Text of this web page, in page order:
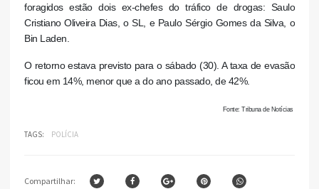
foragidos estão dois ex-chefes do tráfico de drogas: Saulo
Cristiano Oliveira Dias, o SL, e Paulo Sérgio Gomes da Silva, o
Bin Laden.
O retorno estava previsto para o sábado (30). A taxa de evasão
ficou em 14%, menor que a do ano passado, de 42%.
Fonte: Tribuna de Notícias
TAGS: POLÍCIA
Compartilhar: